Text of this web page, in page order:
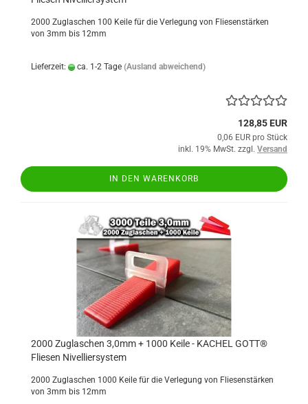
2000 Zuglaschen 100 Keile für die Verlegung von Fliesenstärken
von 3mm bis 12mm
Lieferzeit: ca. 1-2 Tage (Ausland abweichend)
128,85 EUR
0,06 EUR pro Stück
inkl. 19% MwSt. zzgl. Versand
IN DEN WARENKORB
2000 Zuglaschen 3,0mm + 1000 Keile - KACHEL GOTT®
Fliesen Nivelliersystem
2000 Zuglaschen 1000 Keile für die Verlegung von Fliesenstärken
von 3mm bis 12mm